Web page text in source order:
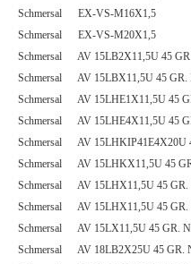
Schmersal EX-VS-M16X1,5
Schmersal EX-VS-M20X1,5
Schmersal AV 15LB2X11,5U 45
Schmersal AV 15LBX11,5U 45 GR.
Schmersal AV 15LHE1X11,5U 45
Schmersal AV 15LHE4X11,5U 45
Schmersal AV 15LHKIP41E4X20U
Schmersal AV 15LHKX11,5U 45
Schmersal AV 15LHX11,5U 45 GR.
Schmersal AV 15LHX11,5U 45 GR.
Schmersal AV 15LX11,5U 45 GR. N
Schmersal AV 18LB2X25U 45 GR.